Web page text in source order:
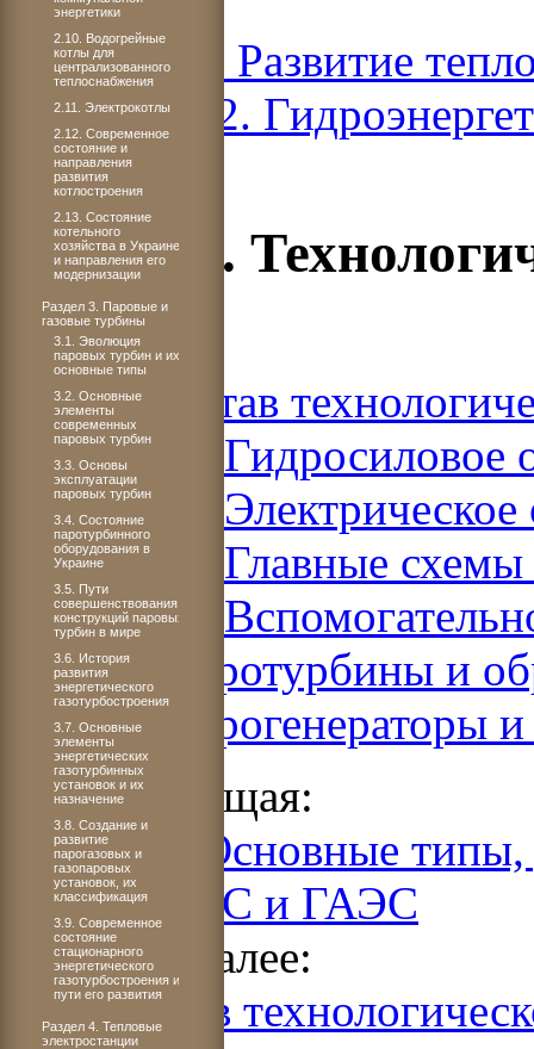
Книга 3. Развитие
ЧАСТЬ 2.
Раздел 5.
и ГАЭС
5.1. Состав
5.1.1. Гидросиловое
5.1.2. Электрическое
5.1.3. Главные схемы
5.1.4.
5.2. Гидротурбины и
5.3. Гидрогенераторы
Предыдущая:
Раздел 4. Основные
работы ГЭС и ГАЭС
Читать далее:
5.1. Состав
энергетики
2.10. Водогрейные
котлы для
централизованного
теплоснабжения
2.11. Электрокотлы
2.12. Современное
состояние и
направления
развития
котлостроения
2.13. Состояние
котельного
хозяйства в Украине
и направления его
модернизации
Раздел 3. Паровые и
газовые турбины
3.1. Эволюция
паровых турбин и их
основные типы
3.2. Основные
элементы
современных
паровых турбин
3.3. Основы
эксплуатации
паровых турбин
3.4. Состояние
паротурбинного
оборудования в
Украине
3.5. Пути
совершенствования
конструкций паровых
турбин в мире
3.6. История
развития
энергетического
газотурбостроения
3.7. Основные
элементы
энергетических
газотурбинных
установок и их
назначение
3.8. Создание и
развитие
парогазовых и
газопаровых
установок, их
классификация
3.9. Современное
состояние
стационарного
энергетического
газотурбостроения и
пути его развития
Раздел 4. Тепловые
электростанции